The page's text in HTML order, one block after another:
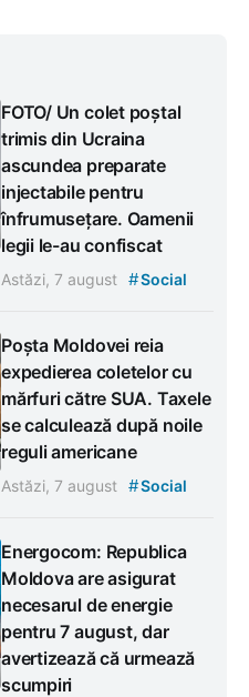
FOTO/ Un colet poștal
trimis din Ucraina
ascundea preparate
injectabile pentru
înfrumusețare. Oamenii
legii le-au confiscat
Astăzi, 7 august #Social
Poșta Moldovei reia
expedierea coletelor cu
mărfuri către SUA. Taxele
se calculează după noile
reguli americane
Astăzi, 7 august #Social
Energocom: Republica
Moldova are asigurat
necesarul de energie
pentru 7 august, dar
avertizează că urmează
scumpiri